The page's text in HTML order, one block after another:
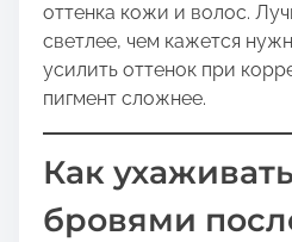
оттенка кожи и волос.
светлее, чем кажется
усилить оттенок при
пигмент сложнее.
Как
бровями